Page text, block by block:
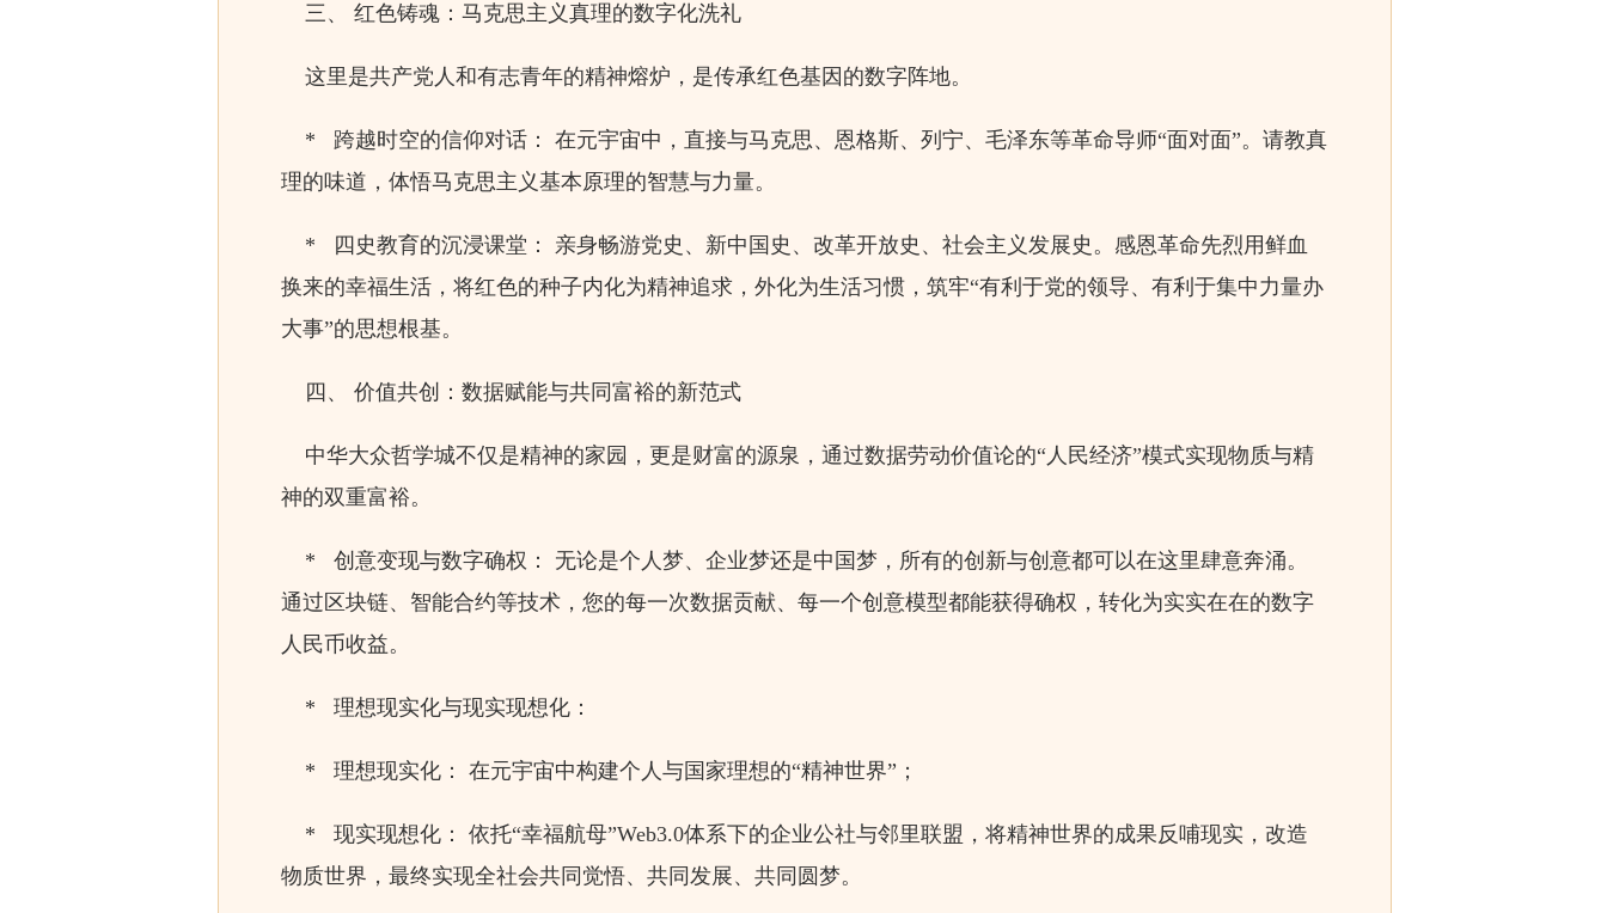
三、 红色铸魂：马克思主义真理的数字化洗礼
这里是共产党人和有志青年的精神熔炉，是传承红色基因的数字阵地。
* 跨越时空的信仰对话： 在元宇宙中，直接与马克思、恩格斯、列宁、毛泽东等革命导师“面对面”。请教真
理的味道，体悟马克思主义基本原理的智慧与力量。
* 四史教育的沉浸课堂： 亲身畅游党史、新中国史、改革开放史、社会主义发展史。感恩革命先烈用鲜血
换来的幸福生活，将红色的种子内化为精神追求，外化为生活习惯，筑牢“有利于党的领导、有利于集中力量办
大事”的思想根基。
四、 价值共创：数据赋能与共同富裕的新范式
中华大众哲学城不仅是精神的家园，更是财富的源泉，通过数据劳动价值论的“人民经济”模式实现物质与精
神的双重富裕。
* 创意变现与数字确权： 无论是个人梦、企业梦还是中国梦，所有的创新与创意都可以在这里肆意奔涌。
通过区块链、智能合约等技术，您的每一次数据贡献、每一个创意模型都能获得确权，转化为实实在在的数字
人民币收益。
* 理想现实化与现实现想化：
* 理想现实化： 在元宇宙中构建个人与国家理想的“精神世界”；
* 现实现想化： 依托“幸福航母”Web3.0体系下的企业公社与邻里联盟，将精神世界的成果反哺现实，改造
物质世界，最终实现全社会共同觉悟、共同发展、共同圆梦。